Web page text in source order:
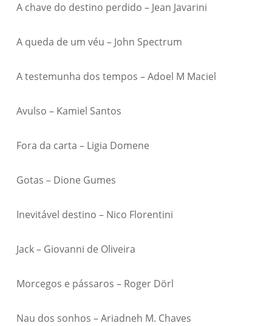
A chave do destino perdido – Jean Javarini
A queda de um véu – John Spectrum
A testemunha dos tempos – Adoel M Maciel
Avulso – Kamiel Santos
Fora da carta – Ligia Domene
Gotas – Dione Gumes
Inevitável destino – Nico Florentini
Jack – Giovanni de Oliveira
Morcegos e pássaros – Roger Dörl
Nau dos sonhos – Ariadneh M. Chaves